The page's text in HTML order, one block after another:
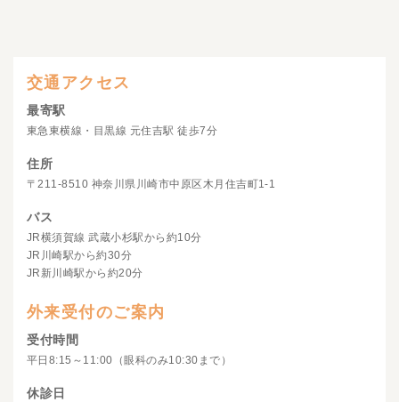
交通アクセス
最寄駅
東急東横線・目黒線 元住吉駅 徒歩7分
住所
〒211-8510 神奈川県川崎市中原区木月住吉町1-1
バス
JR横須賀線 武蔵小杉駅から約10分
JR川崎駅から約30分
JR新川崎駅から約20分
外来受付のご案内
受付時間
平日8:15～11:00（眼科のみ10:30まで）
休診日